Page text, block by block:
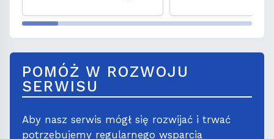
Częstochowy '91
odwiedzić
POMÓŻ W ROZWOJU
SERWISU
Aby nasz serwis mógł się rozwijać i trwać
potrzebujemy regularnego wsparcia